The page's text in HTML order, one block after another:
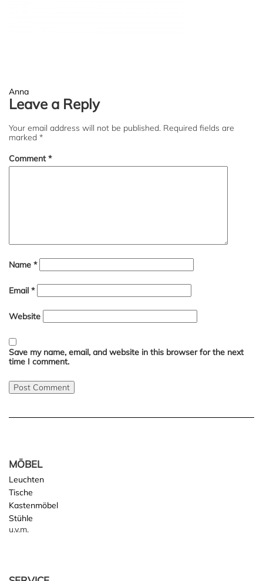
Post
navigation
Anna
Leave a Reply
Your email address will not be published. Required fields are
marked *
Comment*
Name *
Email *
Website
Save my name, email, and website in this browser for the next
time I comment.
MÖBEL
Leuchten
Tische
Kastenmöbel
Stühle
u.v.m.